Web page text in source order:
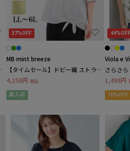
ル
ル 37%OFF
MB mint breeze
【タイムセール】ドビー織 ストライ
プ 裾リボン ブラウス LL/3L/4L/5L
MB mint breezeミントブリーズ
4,158円 税込
再入荷
44%OFF
Viola e
さらさ
チスリー
1,490円
10%OFF